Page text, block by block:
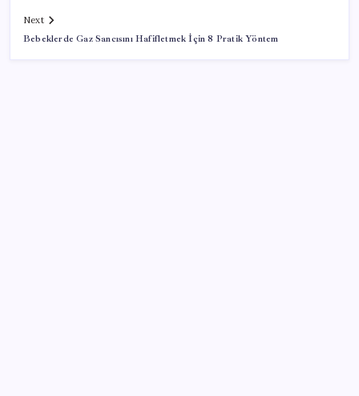
Next
Bebeklerde Gaz Sancısını Hafifletmek İçin 8 Pratik Yöntem